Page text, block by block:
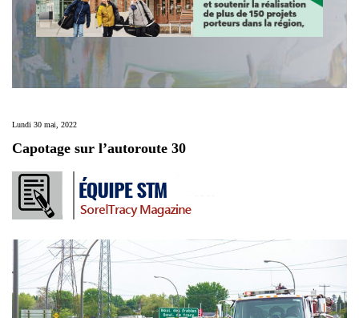
Lundi 30 mai, 2022
Capotage sur l’autoroute 30